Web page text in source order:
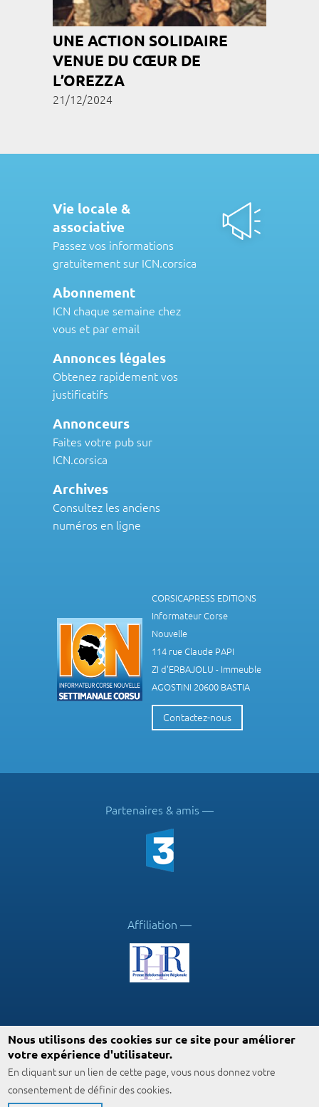
UNE ACTION SOLIDAIRE
VENUE DU CŒUR DE
L’OREZZA
21/12/2024
Vie locale &
associative
Passez vos informations
gratuitement sur ICN.corsica
Abonnement
ICN chaque semaine chez
vous et par email
Annonces légales
Obtenez rapidement vos
justificatifs
Annonceurs
Faites votre pub sur
ICN.corsica
Archives
Consultez les anciens
numéros en ligne
CORSICAPRESS EDITIONS
Informateur Corse
Nouvelle
114 rue Claude PAPI
ZI d'ERBAJOLU - Immeuble
AGOSTINI 20600 BASTIA
Contactez-nous
Partenaires & amis
Affiliation
Suivez ICN
Nous utilisons des cookies sur ce site pour améliorer
votre expérience d'utilisateur.
En cliquant sur un lien de cette page, vous nous donnez votre
consentement de définir des cookies.